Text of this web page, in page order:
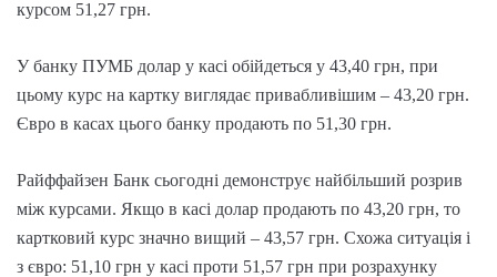
курсом 51,27 грн.
У банку ПУМБ долар у касі обійдеться у 43,40 грн, при
цьому курс на картку виглядає привабливішим – 43,20 грн.
Євро в касах цього банку продають по 51,30 грн.
Райффайзен Банк сьогодні демонструє найбільший розрив
між курсами. Якщо в касі долар продають по 43,20 грн, то
картковий курс значно вищий – 43,57 грн. Схожа ситуація і
з євро: 51,10 грн у касі проти 51,57 грн при розрахунку